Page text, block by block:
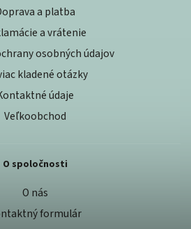
a platba
a vrátenie
osobných údajov
kladené otázky
údaje
Veľkoobchod
O spoločnosti
O nás
formulár